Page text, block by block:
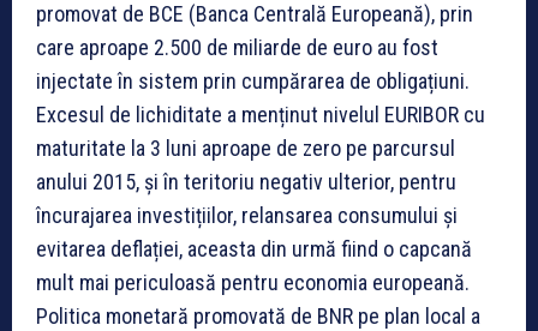
promovat de BCE (Banca Centrală Europeană), prin
care aproape 2.500 de miliarde de euro au fost
injectate în sistem prin cumpărarea de obligațiuni.
Excesul de lichiditate a menținut nivelul EURIBOR cu
maturitate la 3 luni aproape de zero pe parcursul
anului 2015, și în teritoriu negativ ulterior, pentru
încurajarea investițiilor, relansarea consumului și
evitarea deflației, aceasta din urmă fiind o capcană
mult mai periculoasă pentru economia europeană.
Politica monetară promovată de BNR pe plan local a